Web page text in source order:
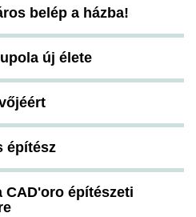
belép a házba!
új élete
építész
CAD'oro építészeti